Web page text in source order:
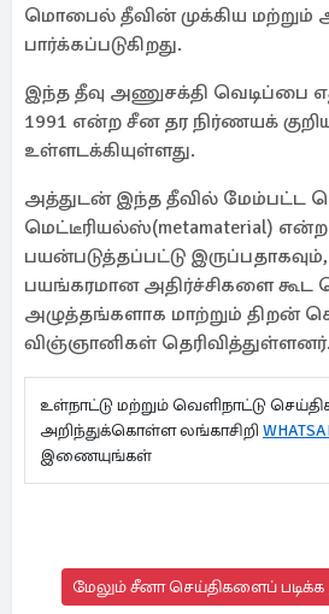
மொபைல் தீவின் முக்கிய மற்றும்
பார்க்கப்படுகிறது.
இந்த தீவு அணுசக்தி வெடிப்பை
1991 என்ற சீன தர நிர்ணயக்
உள்ளடக்கியுள்ளது.
அத்துடன் இந்த தீவில் மேம்பட்ட
மெட்டீரியல்ஸ்(metamaterial)
பயன்படுத்தப்பட்டு
பயங்கரமான அதிர்ச்சிகளை
அழுத்தங்களாக மாற்றும் திறன்
விஞ்ஞானிகள் தெரிவித்துள்ளனர்.
உள்நாட்டு மற்றும் வெளிநாட்டு
அறிந்துக்கொள்ள லங்காசிறி
இணையுங்கள்
மேலும் சீனா செய்திகளைப்